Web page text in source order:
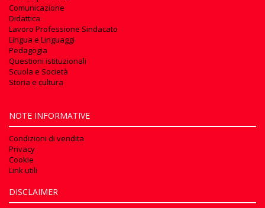
Comunicazione
Didattica
Lavoro Professione Sindacato
Lingua e Linguaggi
Pedagogia
Questioni istituzionali
Scuola e Società
Storia e cultura
NOTE INFORMATIVE
Condizioni di vendita
Privacy
Cookie
Link utili
DISCLAIMER